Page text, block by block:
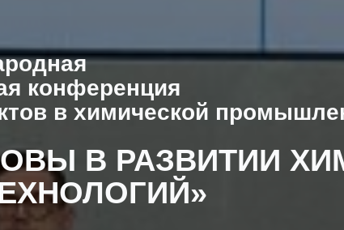
конференция
в химической
В РАЗВИТИИ